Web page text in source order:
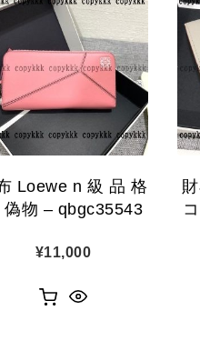
Loewe n 級 品 格
偽物 – qbgc35543
¥11,000